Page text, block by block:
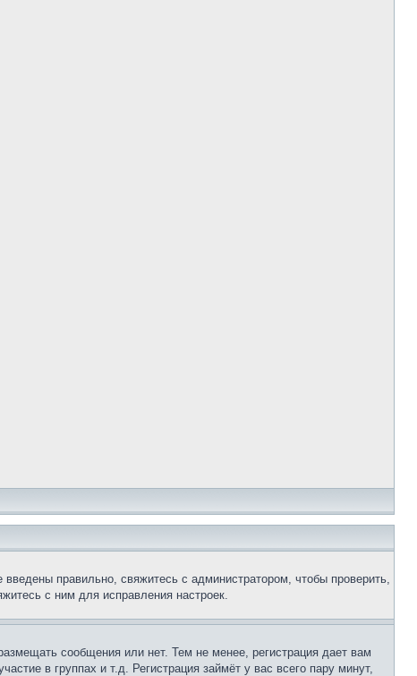
правильно, свяжитесь с администратором, чтобы проверить,
с ним для исправления настроек.
сообщения или нет. Тем не менее, регистрация дает вам
в группах и т.д. Регистрация займёт у вас всего пару минут,